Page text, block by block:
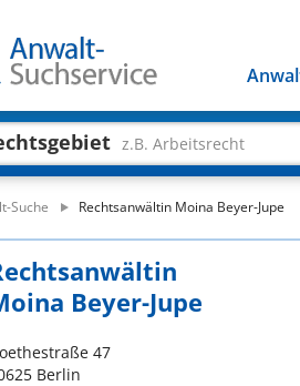
z.B. Arbeitsrecht
Suche Rechtsanwältin Moina Beyer-Jupe
Beyer-Jupe
47
Berlin